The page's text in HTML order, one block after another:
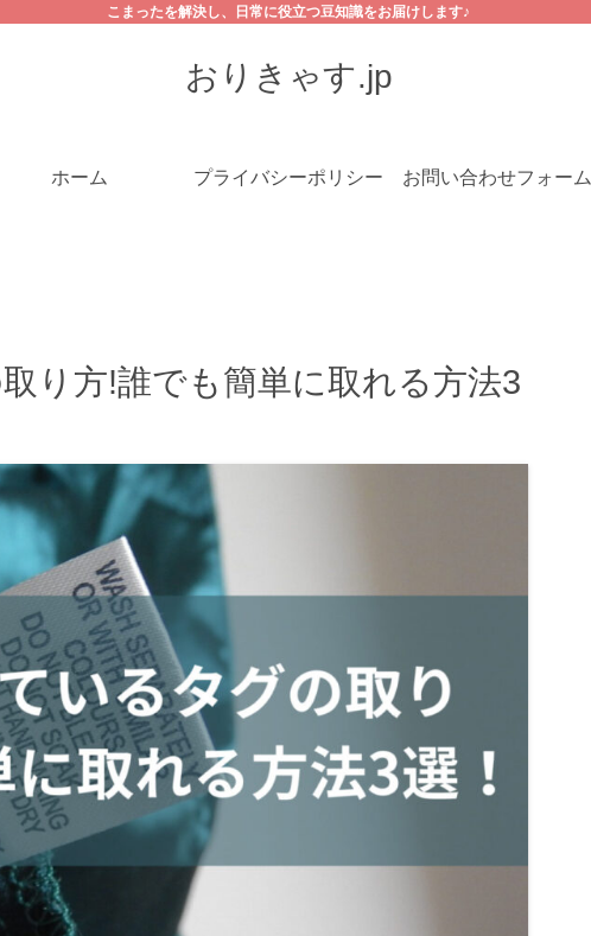
こまったを解決し、日常に役立つ豆知識をお届けします♪
おりきゃす.jp
ホーム プライバシーポリシー お問い合わせフォーム
り方!誰でも簡単に取れる方法3